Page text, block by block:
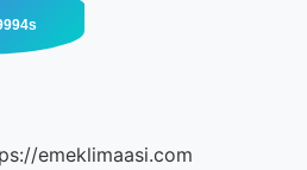
emeklimaasi.com